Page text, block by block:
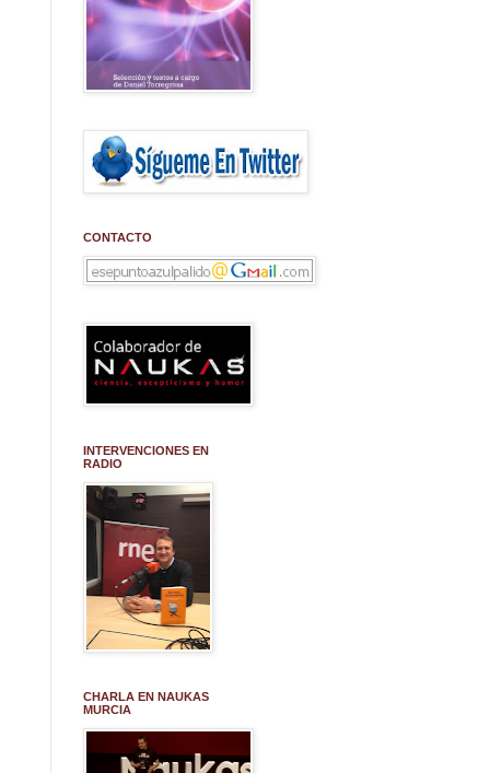
CONTACTO
INTERVENCIONES EN
RADIO
CHARLA EN NAUKAS
MURCIA